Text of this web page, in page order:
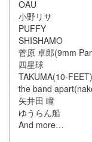
OAU
小野リサ
PUFFY
SHISHAMO
菅原 卓郎(9mm
四星球
TAKUMA(10-FEET)
the band
矢井田 瞳
ゆうらん船
And more…